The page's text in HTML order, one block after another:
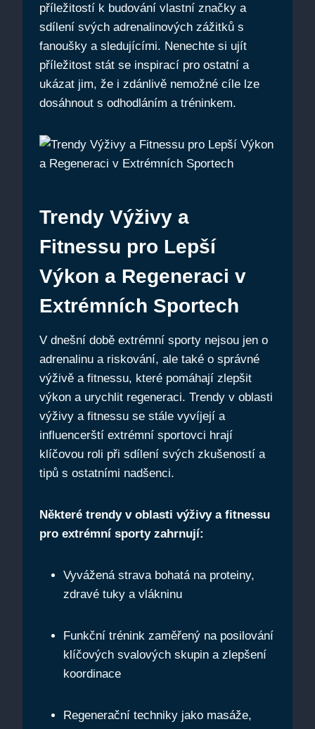
příležitostí k budování vlastní značky a
sdílení svých adrenalinových zážitků s
fanoušky a sledujícími. Nenechte si ujít
příležitost stát se inspirací pro ostatní a
ukázat jim, že i zdánlivě nemožné cíle lze
dosáhnout s odhodláním a tréninkem.
Trendy Výživy a
Fitnessu pro Lepší
Výkon a Regeneraci v
Extrémních Sportech
V dnešní době extrémní sporty nejsou jen o
adrenalinu a riskování, ale také o správné
výživě a fitnessu, které pomáhají zlepšit
výkon a urychlit regeneraci. Trendy v oblasti
výživy a fitnessu se stále vyvíjejí a
influencerští extrémní sportovci hrají
klíčovou roli při sdílení svých zkušeností a
tipů s ostatními nadšenci.
Některé trendy v oblasti výživy a fitnessu
pro extrémní sporty zahrnují:
Vyvážená strava bohatá na proteiny,
zdravé tuky a vlákninu
Funkční trénink zaměřený na posilování
klíčových svalových skupin a zlepšení
koordinace
Regenerační techniky jako masáže,